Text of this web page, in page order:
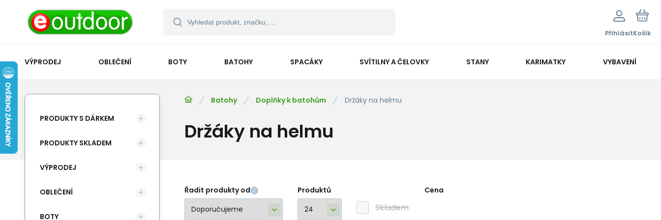
PřihlásitKošík
VÝPRODEJ OBLEČENÍ BOTY BATOHY SPACÁKY SVÍTILNY A ČELOVKY STANY KARIMATKY VYBAVENÍ
Batohy Doplňky k batohům Držáky na helmu
Držáky na helmu
Řadit produkty od Produktů
Skladem
Cena
PRODUKTY S DÁRKEM
PRODUKTY SKLADEM
VÝPRODEJ
OBLEČENÍ
BOTY